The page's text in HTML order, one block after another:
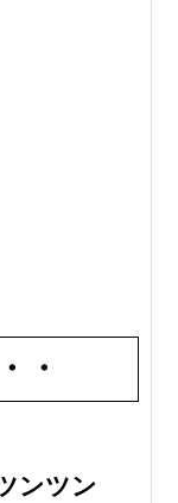
・
ンツン